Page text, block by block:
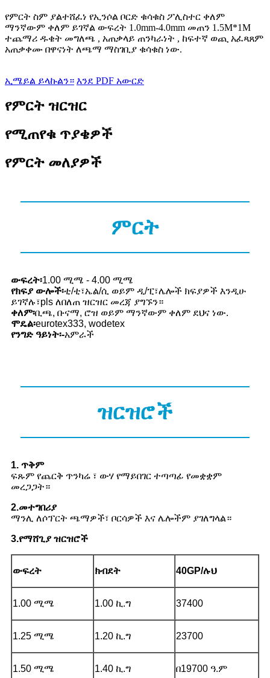
የምርት ስም ያልተሸፈነ የኢንሶል ቦርድ ቁሳቁስ ፖሊስተር ቀለም
ማንኛውም ቀለም ይገኛል ውፍረት 1.0mm-4.0mm መጠን 1.5M*1M
ተጨማሪ ዱቄት መግለጫ , አጠቃላይ ጠንካራነት , ከፍተኛ ወጪ አፈጻጸም
አጠቃቀሙ በዋናነት ለጫማ ማስገቢያ ቁሳቁስ ነው.
ኢሜይል ይላኩልን። እንደ PDF አውርድ
የምርት ዝርዝር
የሚጠየቁ ጥያቄዎች
የምርት መለያዎች
ምርት
ውፍረት፡1.00 ሚሜ - 4.00 ሚሜ
የክፍያ ውሎች፡ቲ/ቲ፣ኤል/ሲ ወይም ዲ/ፒ፣ሌሎች ክፍያዎች እንዲሁ
ይገኛሉ፣pls ለበለጠ ዝርዝር መረጃ ያግኙን።
ቀለም፡ቢጫ, ቡናማ, ሮዝ ወይም ማንኛውም ቀለም ደህና ነው.
ሞዴል፡eurotex333, wodetex
የንግድ ዓይነት፡-አምራች
ዝርዝሮች
1. ጥቅም
ፍጹም የጨርቅ ጥንካሬ ፣ ውሃ የማይበገር ተጣጣፊ የመቋቋም
መረጋጋት።
2.መተግበሪያ
ማንሊ ለሶፕርት ጫማዎች፣ ቦርሳዎች እና ሌሎችም ያገለግላል።
3.የማሸጊያ ዝርዝሮች
ውፍረት ክብደት 40GP/ሉህ
1.00 ሚሜ 1.00 ኪ.ግ 37400
1.25 ሚሜ 1.20 ኪ.ግ 23700
1.50 ሚሜ 1.40 ኪ.ግ በ19700 ዓ.ም